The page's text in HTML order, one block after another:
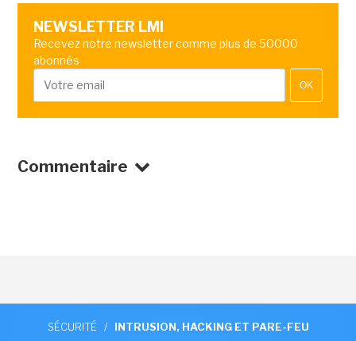
NEWSLETTER LMI
Recevez notre newsletter comme plus de 50000
abonnés
OK
Commentaire
SÉCURITÉ / INTRUSION, HACKING ET PARE-FEU